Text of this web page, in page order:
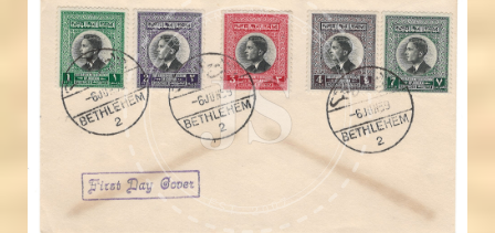
JS
JORDANSTAMPS.COM